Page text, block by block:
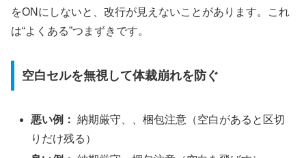
をONにしないと、改行が見えないことがあります。これ
は“よくある”つまずきです。
空白セルを無視して体裁崩れを防ぐ
悪い例： 納期厳守、、梱包注意（空白があると区切
りだけ残る）